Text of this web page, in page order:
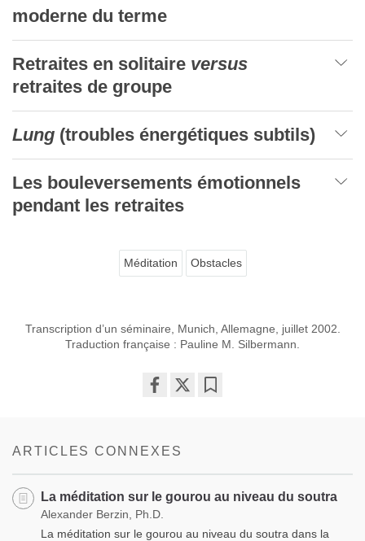
moderne du terme
Retraites en solitaire versus
retraites de groupe
Lung (troubles énergétiques subtils)
Les bouleversements émotionnels
pendant les retraites
Méditation Obstacles
Transcription d’un séminaire, Munich, Allemagne, juillet 2002.
Traduction française : Pauline M. Silbermann.
ARTICLES CONNEXES
La méditation sur le gourou au niveau du soutra
Alexander Berzin, Ph.D.
La méditation sur le gourou au niveau du soutra dans la